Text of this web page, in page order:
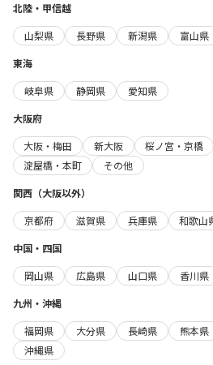
北陸・甲信越
山梨県
長野県 新潟県 富山県
東海
岐阜県
静岡県
愛知県
大阪府
大阪・梅田
新大阪 桜ノ宮・京橋
淀屋橋・本町
その他
関西（大阪以外）
京都府
滋賀県 兵庫県
和歌山
中国・四国
岡山県
広島県 山口県 香川県
九州・沖縄
福岡県
大分県 長崎県 熊本県
沖縄県